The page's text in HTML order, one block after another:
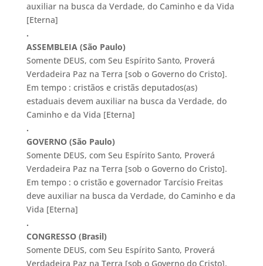
auxiliar na busca da Verdade, do Caminho e da Vida
[Eterna]
.
ASSEMBLEIA (São Paulo)
Somente DEUS, com Seu Espírito Santo, Proverá
Verdadeira Paz na Terra [sob o Governo do Cristo].
Em tempo : cristãos e cristãs deputados(as)
estaduais devem auxiliar na busca da Verdade, do
Caminho e da Vida [Eterna]
.
GOVERNO (São Paulo)
Somente DEUS, com Seu Espírito Santo, Proverá
Verdadeira Paz na Terra [sob o Governo do Cristo].
Em tempo : o cristão e governador Tarcísio Freitas
deve auxiliar na busca da Verdade, do Caminho e da
Vida [Eterna]
.
CONGRESSO (Brasil)
Somente DEUS, com Seu Espírito Santo, Proverá
Verdadeira Paz na Terra [sob o Governo do Cristo].